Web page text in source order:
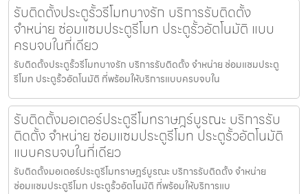
รับติดตั้งประตูรั้วรีโมทบางรัก บริการรับติดตั้ง
จำหน่าย ซ่อมแซมประตูรีโมท ประตูรั้วอัตโนมัติ แบบ
ครบจบในที่เดียว
รับติดตั้งประตูรั้วรีโมทบางรัก บริการรับติดตั้ง จำหน่าย ซ่อมแซมประตู
รีโมท ประตูรั้วอัตโนมัติ ที่พร้อมให้บริการแบบครบจบใน
รับติดตั้งมอเตอร์ประตูรีโมทราษฎร์บูรณะ บริการรับ
ติดตั้ง จำหน่าย ซ่อมแซมประตูรีโมท ประตูรั้วอัตโนมัติ
แบบครบจบในที่เดียว
รับติดตั้งมอเตอร์ประตูรีโมทราษฎร์บูรณะ บริการรับติดตั้ง จำหน่าย
ซ่อมแซมประตูรีโมท ประตูรั้วอัตโนมัติ ที่พร้อมให้บริการแบ